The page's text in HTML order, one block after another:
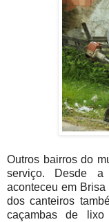
Outros bairros do
serviço. Desde
aconteceu em
dos canteiros
caçambas de